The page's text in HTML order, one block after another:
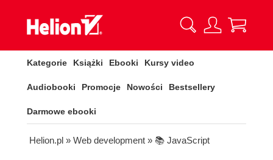
Kategorie Książki Ebooki Kursy video
Audiobooki Promocje Nowości Bestsellery
Darmowe ebooki
Helion.pl » Web development » 📚 JavaScript